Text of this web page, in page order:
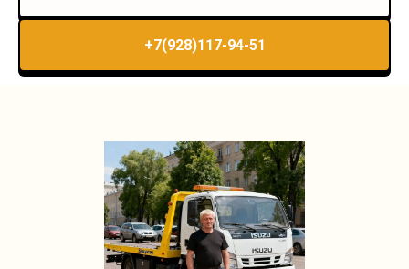
+7(928)117-94-51